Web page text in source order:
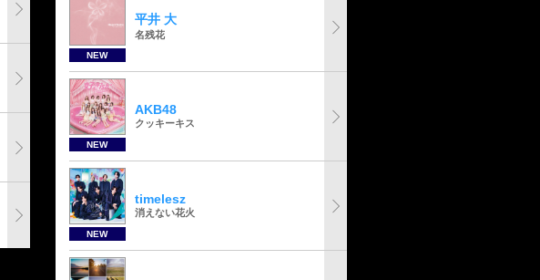
NEW
平井 大
名残花
NEW
AKB48
クッキーキス
NEW
timelesz
消えない花火